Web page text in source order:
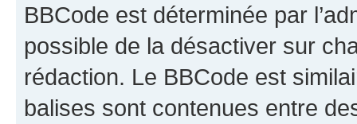
BBCode est déterminée par
possible de la désactiver sur
rédaction. Le BBCode est
balises sont contenues entre